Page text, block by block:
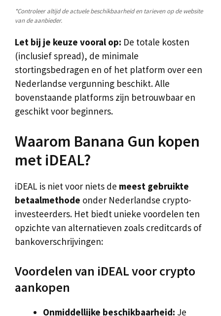
*Controleer altijd de actuele beschikbaarheid en tarieven op de website
van de aanbieder.
Let bij je keuze vooral op: De totale kosten
(inclusief spread), de minimale
stortingsbedragen en of het platform over een
Nederlandse vergunning beschikt. Alle
bovenstaande platforms zijn betrouwbaar en
geschikt voor beginners.
Waarom Banana Gun kopen
met iDEAL?
iDEAL is niet voor niets de meest gebruikte
betaalmethode onder Nederlandse crypto-
investeerders. Het biedt unieke voordelen ten
opzichte van alternatieven zoals creditcards of
bankoverschrijvingen:
Voordelen van iDEAL voor crypto
aankopen
Onmiddellijke beschikbaarheid: Je